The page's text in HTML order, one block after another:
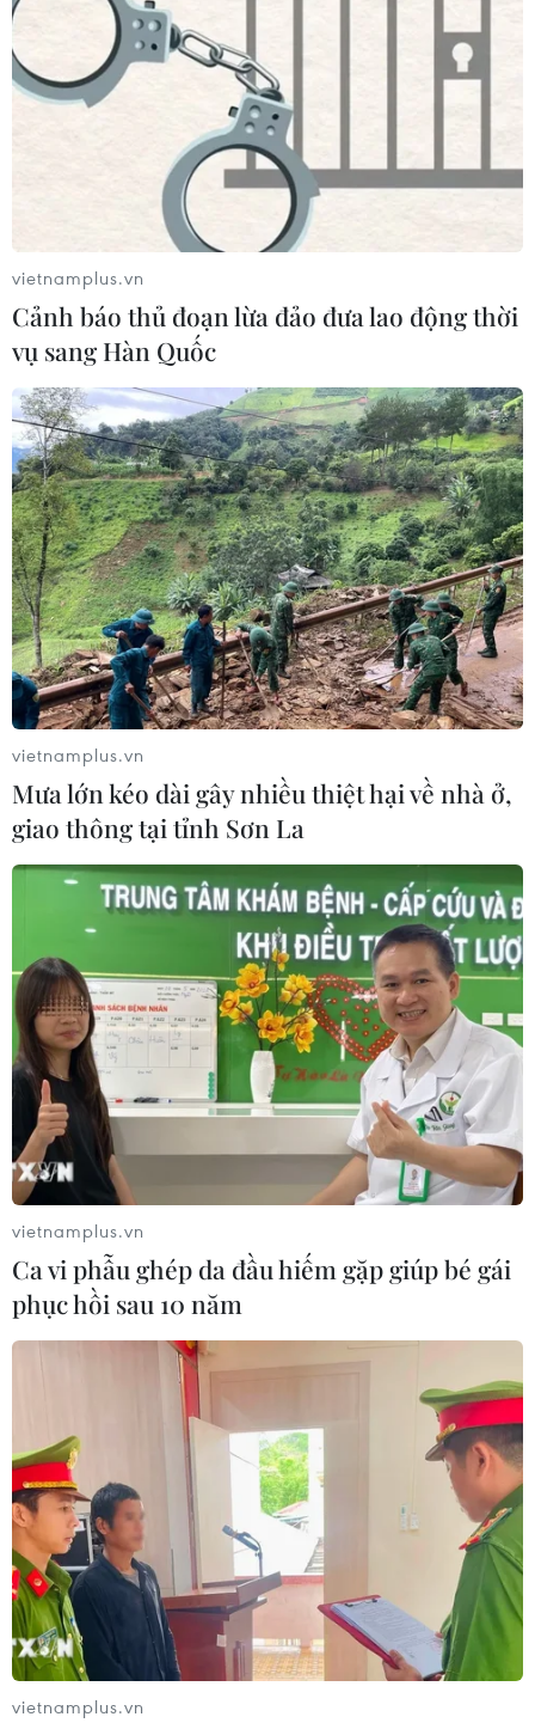
TIN CÙNG CHUYÊN MỤC
Lâm Đồng vào cao điểm vụ cá Nam,
ngư dân phấn khởi vươn khơi
06/08/2026 09:06
Giá dầu tăng khi nhà đầu tư thận
trọng trước tình hình Trung Đông
06/08/2026 09:03
Giá vàng tăng phiên thứ tư liên tiếp,
chạm mức cao nhất trong 7 tuần
06/08/2026 08:36
Xăng dầu trong nước đồng loạt giảm,
E10RON95-III xuống còn 22.324
Cà Mau triển khai đợt cao điểm
chống khai thác IUU
06/08/2026 07:25
Hàn Quốc mở rộng điều tra nghi vấn
vietnamplus.vn
Cảnh báo thủ đoạn lừa đảo đưa lao động thời
vụ sang Hàn Quốc
vietnamplus.vn
Mưa lớn kéo dài gây nhiều thiệt hại về nhà ở,
giao thông tại tỉnh Sơn La
vietnamplus.vn
Ca vi phẫu ghép da đầu hiếm gặp giúp bé gái
phục hồi sau 10 năm
vietnamplus.vn